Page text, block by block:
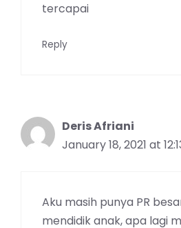
tercapai
Reply
Deris Afriani
January 18, 2021 at
Aku masih punya PR
mendidik anak, apa lagi